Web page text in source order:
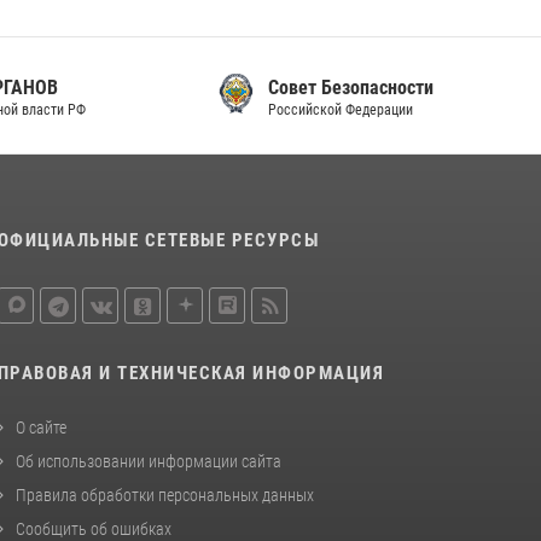
Совет Безопасности
Российской Федерации
СЕТЕВЫЕ РЕСУРСЫ
ПРАВОВАЯ И ТЕХНИЧЕСКАЯ ИНФОРМАЦИЯ
О сайте
Об использовании информации сайта
Правила обработки персональных данных
Сообщить об ошибках